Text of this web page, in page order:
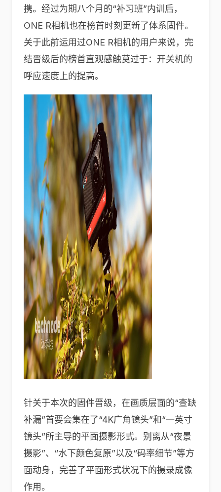
携。经过为期八个月的“补习班”内训后，
ONE R相机也在榜首时刻更新了体系固件。
关于此前运用过ONE R相机的用户来说，完
结晋级后的榜首直观感触莫过于：开关机的
呼应速度上的提高。
针关于本次的固件晋级，在画质层面的“查缺
补漏”首要会集在了“4K广角镜头”和“一英寸
镜头”所主导的平面摄影形式。别离从“夜景
摄影”、“水下颜色复原”以及“码率细节”等方
面动身，完善了平面形式状况下的摄录成像
作用。